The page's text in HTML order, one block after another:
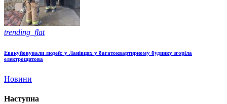
trending_flat
Евакуйовували людей: у Ланівцях у багатоквартирному будинку згоріла
електрощитова
Новини
Наступна